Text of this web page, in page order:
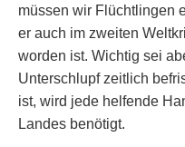
müssen wir Flüchtlingen
er auch im zweiten
worden ist. Wichtig sei
Unterschlupf zeitlich
ist, wird jede helfende
Landes benötigt.